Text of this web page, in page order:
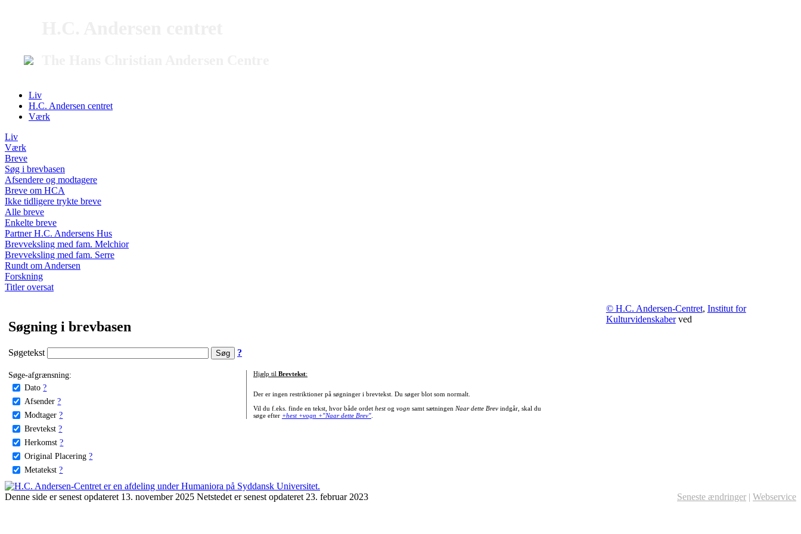
Liv
H.C. Andersen centret
Værk
Liv
Værk
Breve
Søg i brevbasen
Afsendere og modtagere
Breve om HCA
Ikke tidligere trykte breve
Alle breve
Enkelte breve
Partner H.C. Andersens Hus
Brevveksling med fam. Melchior
Brevveksling med fam. Serre
Rundt om Andersen
Forskning
Titler oversat
Søgning i brevbasen
Søgetekst ?
Søge-afgrænsning:
Dato ?
Afsender ?
Modtager ?
Brevtekst ?
Herkomst ?
Original Placering ?
Metatekst ?
Hjælp til Brevtekst:
Der er ingen restriktioner på søgninger i brevtekst. Du søger blot som normalt.
Vil du f.eks. finde en tekst, hvor både ordet hestog vogn samt sætningen Naar dette Brevindgår, skal du
søge efter +hest +vogn +"Naar dette Brev".
© H.C. Andersen-Centret, Institut for
Kulturvidenskaberved
Denne side er senest opdateret 13. november 2025 Netstedet er senest opdateret 23. februar 2023 Seneste ændringer | Webservice